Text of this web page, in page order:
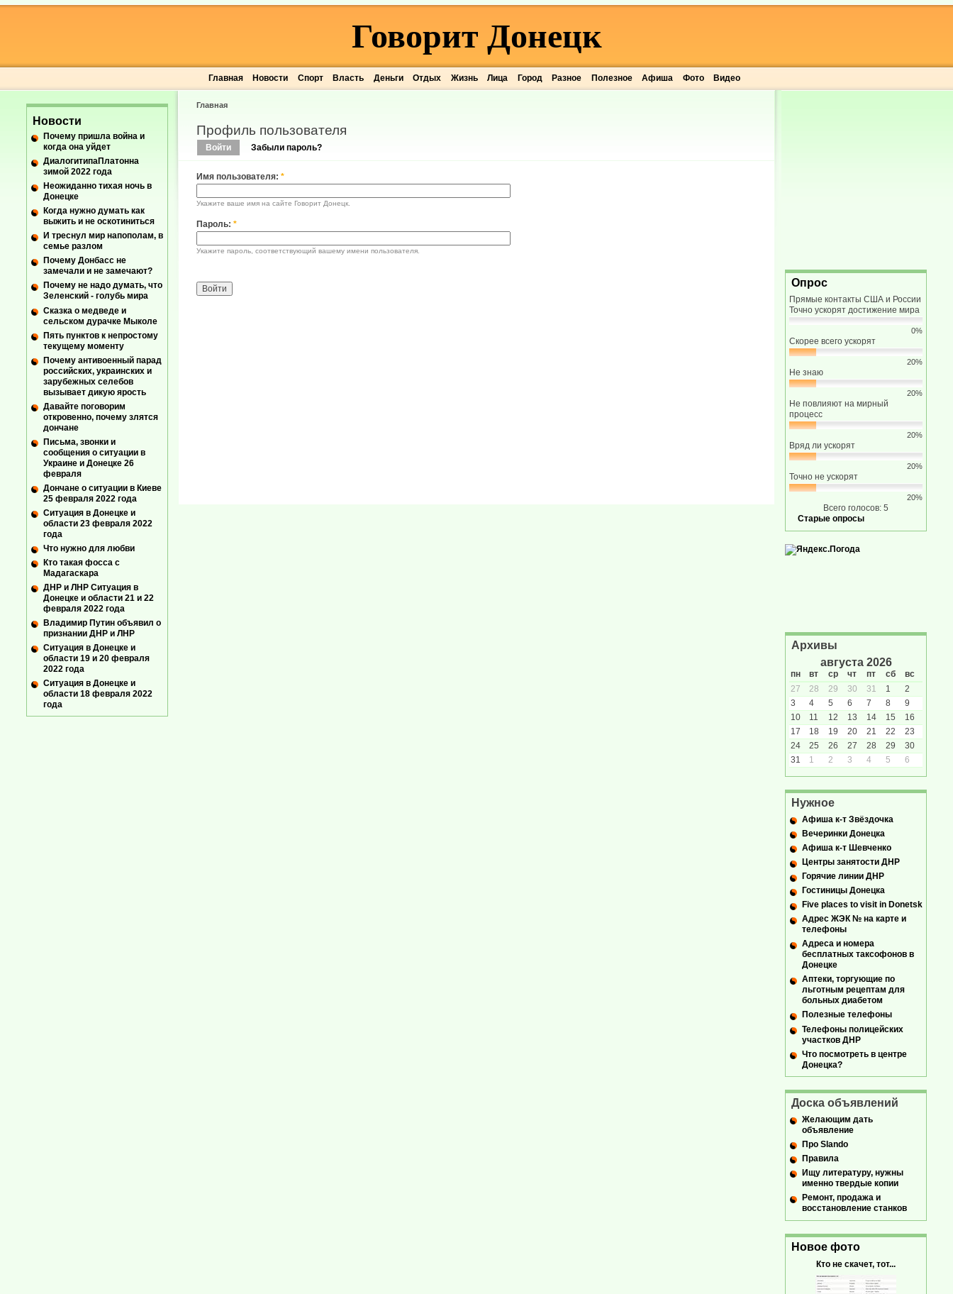
Главная Новости Спорт Власть Деньги Отдых Жизнь Лица Город Разное Полезное Афиша Фото Видео
Говорит Донецк
Главная
Профиль пользователя
Войти Забыли пароль?
Имя пользователя: *
Укажите ваше имя на сайте Говорит Донецк.
Пароль: *
Укажите пароль, соответствующий вашему имени пользователя.
Новости
Почему пришла война и
когда она уйдет
ДиалогитипаПлатонна
зимой 2022 года
Неожиданно тихая ночь в
Донецке
Когда нужно думать как
выжить и не оскотиниться
И треснул мир напополам, в
семье разлом
Почему Донбасс не
замечали и не замечают?
Почему не надо думать, что
Зеленский - голубь мира
Сказка о медведе и
сельском дурачке Мыколе
Пять пунктов к непростому
текущему моменту
Почему антивоенный парад
российских, украинских и
зарубежных селебов
вызывает дикую ярость
Давайте поговорим
откровенно, почему злятся
дончане
Письма, звонки и
сообщения о ситуации в
Украине и Донецке 26
февраля
Дончане о ситуации в Киеве
25 февраля 2022 года
Ситуация в Донецке и
области 23 февраля 2022
года
Что нужно для любви
Кто такая фосса с
Мадагаскара
ДНР и ЛНР Ситуация в
Донецке и области 21 и 22
февраля 2022 года
Владимир Путин объявил о
признании ДНР и ЛНР
Ситуация в Донецке и
области 19 и 20 февраля
2022 года
Ситуация в Донецке и
области 18 февраля 2022
года
Опрос
Прямые контакты США и России
Точно ускорят достижение мира
0%
Скорее всего ускорят
20%
Не знаю
20%
Не повлияют на мирный
процесс
20%
Вряд ли ускорят
20%
Точно не ускорят
20%
Всего голосов: 5
Старые опросы
Архивы
августа 2026
пн вт ср чт пт сб
вс
27
28 29 30 31 1
2
3
4 5 6 7 8
9
10
11 12 13 14 15
16
17
18 19 20 21 22
23
24
25 26 27 28 29
30
31
1 2 3 4 5 6
Нужное
Афиша к-т Звёздочка
Вечеринки Донецка
Афиша к-т Шевченко
Центры занятости ДНР
Горячие линии ДНР
Гостиницы Донецка
Five places to visit in Donetsk
Адрес ЖЭК № на карте и
телефоны
Адреса и номера
бесплатных таксофонов в
Донецке
Аптеки, торгующие по
льготным рецептам для
больных диабетом
Полезные телефоны
Телефоны полицейских
участков ДНР
Что посмотреть в центре
Донецка?
Доска объявлений
Желающим дать
объявление
Про Slando
Правила
Ищу литературу, нужны
именно твердые копии
Ремонт, продажа и
восстановление станков
Новое фото
Кто не скачет, тот...